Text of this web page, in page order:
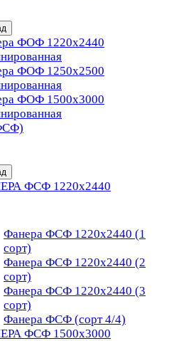
ФОФ 1220x2440
ФОФ 1250x2500
ФОФ 1500x3000
ФСФ 1220х2440
Фанера ФСФ 1220х2440 (1
сорт)
Фанера ФСФ 1220х2440 (2
сорт)
Фанера ФСФ 1220х2440 (3
сорт)
Фанера ФСФ (сорт 4/4)
ФСФ 1500х3000